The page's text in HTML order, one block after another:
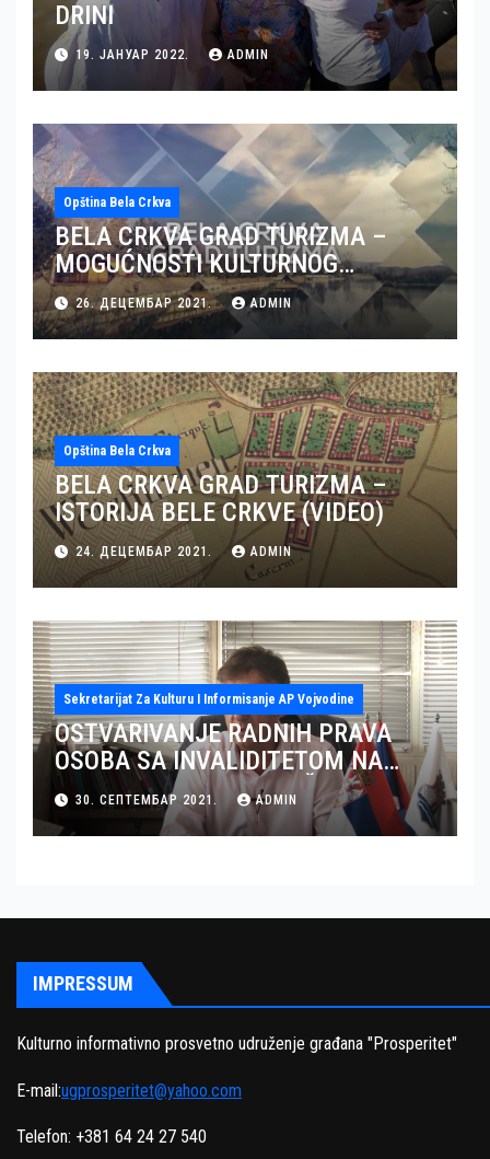
DRINI
19. ЈАНУАР 2022. ADMIN
Opština Bela Crkva
BELA CRKVA GRAD TURIZMA –
MOGUĆNOSTI KULTURNOG
TURIZMA U BELOJ CRKVI (VIDEO)
26. ДЕЦЕМБАР 2021. ADMIN
Opština Bela Crkva
BELA CRKVA GRAD TURIZMA –
ISTORIJA BELE CRKVE (VIDEO)
24. ДЕЦЕМБАР 2021. ADMIN
Sekretarijat Za Kulturu I Informisanje AP Vojvodine
OSTVARIVANJE RADNIH PRAVA
OSOBA SA INVALIDITETOM NA
TERITORIJI OKRUGA JUŽNI BANAT
– GRAD PANČEVO
30. СЕПТЕМБАР 2021. ADMIN
IMPRESSUM
Kulturno informativno prosvetno udruženje građana "Prosperitet"
E-mail:ugprosperitet@yahoo.com
Telefon: +381 64 24 27 540